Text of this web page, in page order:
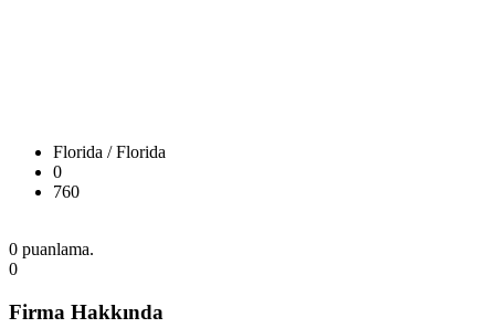
Florida / Florida
0
760
0 puanlama.
0
Firma Hakkında